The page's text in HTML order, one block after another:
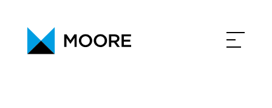
ACTUALITÉS
CONTACT
CARRIÈRE